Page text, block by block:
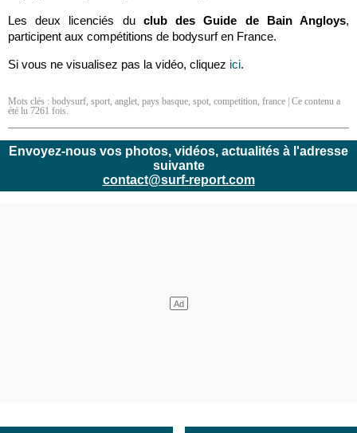
Les deux licenciés duclub des Guide de Bain Angloys,
participent aux compétitions de bodysurf en France.
Si vous ne visualisez pas la vidéo, cliquez ici.
Mots clés : bodysurf, sport, anglet, pays basque, spot, competition, france | Ce contenu a
été lu 7261 fois.
Envoyez-nous vos photos, vidéos, actualités à l'adresse
suivante
contact@surf-report.com